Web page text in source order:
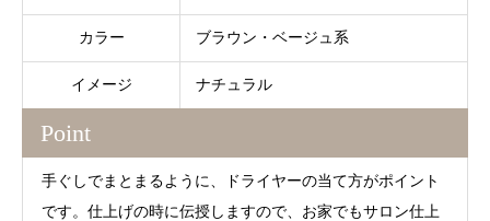
カラー ブラウン・ベージュ系
イメージ ナチュラル
Point
手ぐしでまとまるように、ドライヤーの当て方がポイント
です。仕上げの時に伝授しますので、お家でもサロン仕上